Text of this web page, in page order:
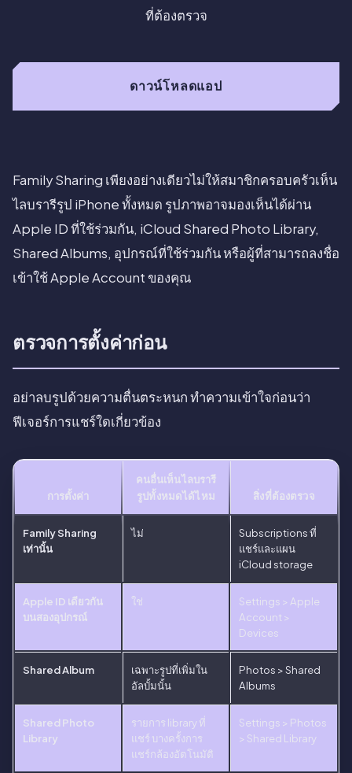
ที่ต้องตรวจ
ดาวน์โหลดแอป
Family Sharing เพียงอย่างเดียวไม่ให้สมาชิกครอบครัวเห็น
ไลบรารีรูป iPhone ทั้งหมด รูปภาพอาจมองเห็นได้ผ่าน
Apple ID ที่ใช้ร่วมกัน, iCloud Shared Photo Library,
Shared Albums, อุปกรณ์ที่ใช้ร่วมกัน หรือผู้ที่สามารถลงชื่อ
เข้าใช้ Apple Account ของคุณ
ตรวจการตั้งค่าก่อน
อย่าลบรูปด้วยความตื่นตระหนก ทำความเข้าใจก่อนว่า
ฟีเจอร์การแชร์ใดเกี่ยวข้อง
การตั้งค่า
คนอื่นเห็นไลบรารี
รูปทั้งหมดได้ไหม
สิ่งที่ต้องตรวจ
Family Sharing
เท่านั้น
ไม่
Subscriptions ที่
แชร์และแผน
iCloud storage
Apple ID เดียวกัน
บนสองอุปกรณ์
ใช่
Settings > Apple
Account >
Devices
Shared Album
เฉพาะรูปที่เพิ่มใน
อัลบั้มนั้น
Photos > Shared
Albums
Shared Photo
Library
รายการ library ที่
แชร์ บางครั้งการ
แชร์กล้องอัตโนมัติ
Settings > Photos
> Shared Library